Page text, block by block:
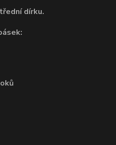
dírku.